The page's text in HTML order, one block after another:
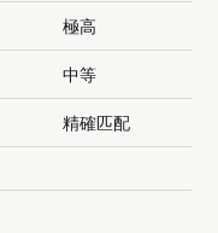
極高
中等
精確匹配